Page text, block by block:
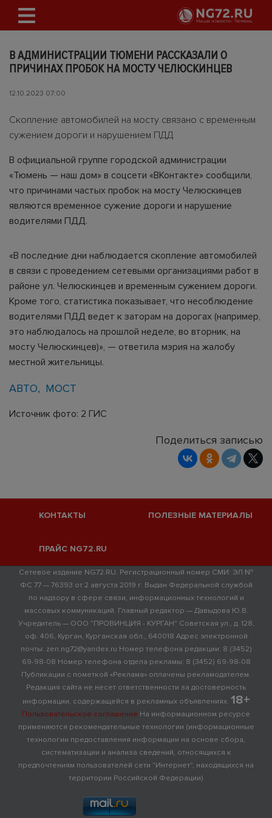
В АДМИНИСТРАЦИИ ТЮМЕНИ РАССКАЗАЛИ О
ПРИЧИНАХ ПРОБОК НА МОСТУ ЧЕЛЮСКИНЦЕВ
12.10.2023 07:00
Скопление автомобилей на мосту связано с временным
сужением дороги и нарушением ПДД
В официальной группе городской администрации
«Тюмень — наш дом» в соцсети «ВКонтакте» сообщили,
что причинами частых пробок на мосту Челюскинцев
являются временное сужение дороги и нарушение
водителями ПДД.
«В последние дни наблюдается скопление автомобилей
в связи с проведением сетевыми организациями работ в
районе ул. Челюскинцев и временным сужением дороги.
Кроме того, статистика показывает, что несоблюдение
водителями ПДД ведет к заторам на дорогах (например,
это наблюдалось на прошлой неделе, во вторник, на
мосту Челюскинцев)», — ответила мэрия на жалобу
местной жительницы.
АВТО МОСТ
Источник фото: 2 ГИС
Поделиться записью
КОНТАКТЫ ПОЛЕЗНЫЕ МАТЕРИАЛЫ
ПРАЙС NG72.RU
Сетевое издание NG72.RU. Регистрационный номер СМИ: ЭЛ №
ФС 77 — 76393 от 2 августа 2019 г. Выдан Федеральной службой
по надзору в сфере связи, информационных технологий и
массовых коммуникаций. Главный редактор — Давыдова Ю.В.
Учредитель — ООО "ПРОВИНЦИЯ - КУРГАН" Советская ул., д. 128,
оф. 406, Курган, Курганская обл., 640018 Адрес электронной
почты: zen.ng72@yandex.ru Номер телефона редакции: 8 (3452)
69-98-08 Номер телефона отдела рекламы: 8 (3452) 69-98-08
Публикации с пометкой «Реклама» оплачены рекламодателем.
Редакция сайта не несет ответственности за достоверность
информации, содержащейся в рекламных объявлениях. 18+
Пользовательское соглашение На информационном ресурсе
применяются рекомендательные технологии (информационные
технологии предоставления информации на основе сбора,
систематизации и анализа сведений, относящихся к
предпочтениям пользователей сети "Интернет", находящихся на
территории Российской Федерации)